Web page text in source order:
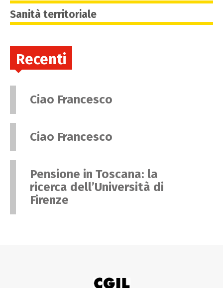
Sanità territoriale
Recenti
Ciao Francesco
Ciao Francesco
Pensione in Toscana: la
ricerca dell’Università di
Firenze